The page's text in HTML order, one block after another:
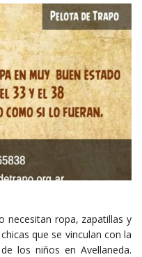
necesitan ropa, zapatillas y
que se vinculan con la
los niños en Avellaneda.